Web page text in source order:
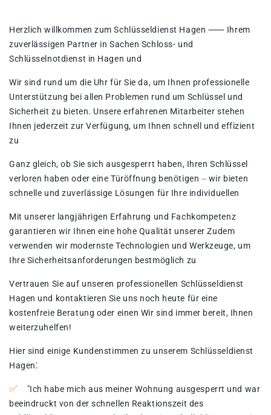
Herzlich willkommen zum Schlüsseldienst Hagen ⸺ Ihrem
zuverlässigen Partner in Sachen Schloss- und
Schlüsselnotdienst in Hagen und
Wir sind rund um die Uhr für Sie da, um Ihnen professionelle
Unterstützung bei allen Problemen rund um Schlüssel und
Sicherheit zu bieten. Unsere erfahrenen Mitarbeiter stehen
Ihnen jederzeit zur Verfügung, um Ihnen schnell und effizient
zu
Ganz gleich, ob Sie sich ausgesperrt haben, Ihren Schlüssel
verloren haben oder eine Türöffnung benötigen ⏤ wir bieten
schnelle und zuverlässige Lösungen für Ihre individuellen
Mit unserer langjährigen Erfahrung und Fachkompetenz
garantieren wir Ihnen eine hohe Qualität unserer Zudem
verwenden wir modernste Technologien und Werkzeuge, um
Ihre Sicherheitsanforderungen bestmöglich zu
Vertrauen Sie auf unseren professionellen Schlüsseldienst
Hagen und kontaktieren Sie uns noch heute für eine
kostenfreie Beratung oder einen Wir sind immer bereit, Ihnen
weiterzuhelfen!​
Hier sind einige Kundenstimmen zu unserem Schlüsseldienst
Hagen⁚
"Ich habe mich aus meiner Wohnung ausgesperrt und war
beeindruckt von der schnellen Reaktionszeit des